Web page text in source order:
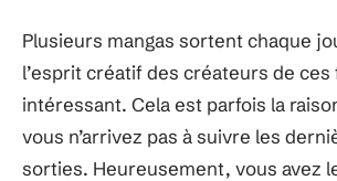
Plusieurs mangas sortent chaque
l’esprit créatif des créateurs de
intéressant. Cela est parfois la
vous n’arrivez pas à suivre les
sorties. Heureusement, vous avez